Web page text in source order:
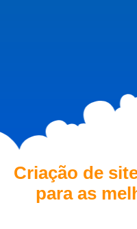
Criação de
para as